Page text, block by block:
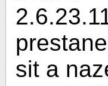
sit a